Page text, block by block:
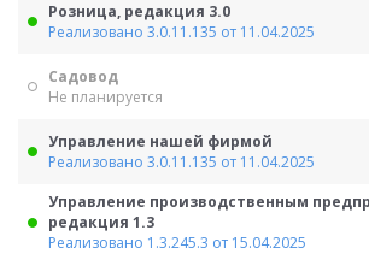
Розница, редакция 3.0
Реализовано 3.0.11.135 от 11.04.2025
Садовод
Не планируется
Управление нашей фирмой
Реализовано 3.0.11.135 от 11.04.2025
Управление производственным
редакция 1.3
Реализовано 1.3.245.3 от 15.04.2025